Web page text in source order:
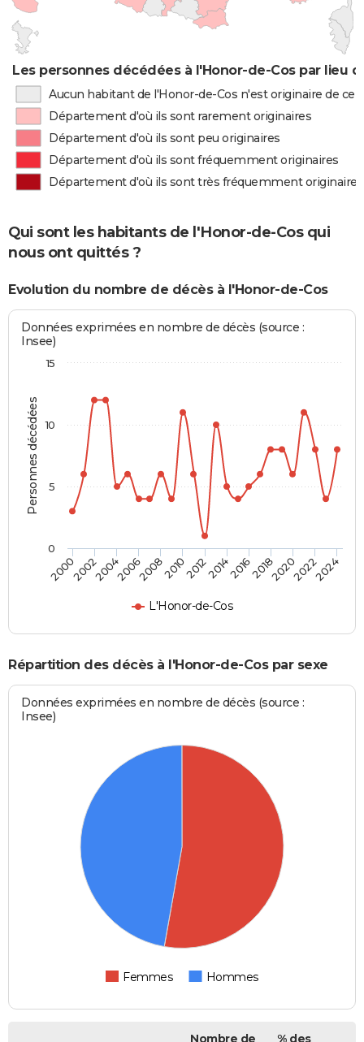
Les personnes décédées à l'Honor-de-Cos par lieu
Aucun habitant de l'Honor-de-Cos n'est originaire de ce
Département d'où ils sont rarement originaires
Département d'où ils sont peu originaires
Département d'où ils sont fréquemment originaires
Département d'où ils sont très fréquemment originaires
Qui sont les habitants de l'Honor-de-Cos qui
nous ont quittés ?
Evolution du nombre de décès à l'Honor-de-Cos
Personnes décédées
Données exprimées en nombre de décès (source :
Insee)
L'Honor-de-Cos
2000200220042006200820102012201420162018202020222024
0
5
10
15
Répartition des décès à l'Honor-de-Cos par sexe
Données exprimées en nombre de décès (source :
Insee)
Femmes Hommes
Nombre de
% des